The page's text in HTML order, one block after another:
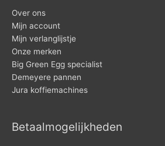
Over ons
Mijn account
Mijn verlanglijstje
Onze merken
Big Green Egg specialist
Demeyere pannen
Jura koffiemachines
Betaalmogelijkheden